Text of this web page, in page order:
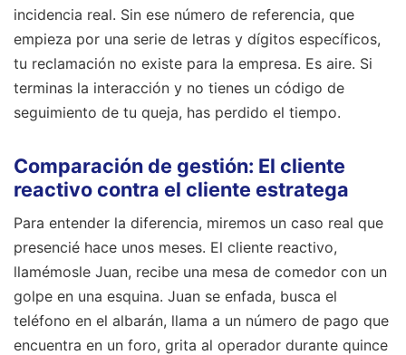
incidencia real. Sin ese número de referencia, que
empieza por una serie de letras y dígitos específicos,
tu reclamación no existe para la empresa. Es aire. Si
terminas la interacción y no tienes un código de
seguimiento de tu queja, has perdido el tiempo.
Comparación de gestión: El cliente
reactivo contra el cliente estratega
Para entender la diferencia, miremos un caso real que
presencié hace unos meses. El cliente reactivo,
llamémosle Juan, recibe una mesa de comedor con un
golpe en una esquina. Juan se enfada, busca el
teléfono en el albarán, llama a un número de pago que
encuentra en un foro, grita al operador durante quince